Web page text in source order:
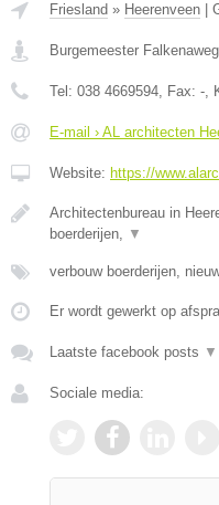
Friesland » Heerenveen
Burgemeester
Tel: 038 4669594, Fax: -,
E-mail › AL architecten
Website: https://
Architectenbureau in
boerderijen, ▼
verbouw boerderijen,
Er wordt gewerkt op
Laatste facebook posts ▼
Sociale media: